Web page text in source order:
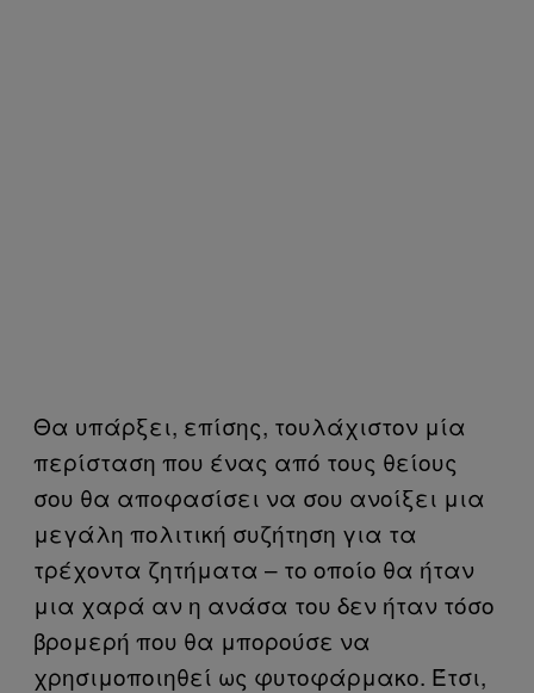
Θα υπάρξει, επίσης, τουλάχιστον μία
περίσταση που ένας από τους θείους
σου θα αποφασίσει να σου ανοίξει μια
μεγάλη πολιτική συζήτηση για τα
τρέχοντα ζητήματα – το οποίο θα ήταν
μια χαρά αν η ανάσα του δεν ήταν τόσο
βρομερή που θα μπορούσε να
χρησιμοποιηθεί ως φυτοφάρμακο. Έτσι,